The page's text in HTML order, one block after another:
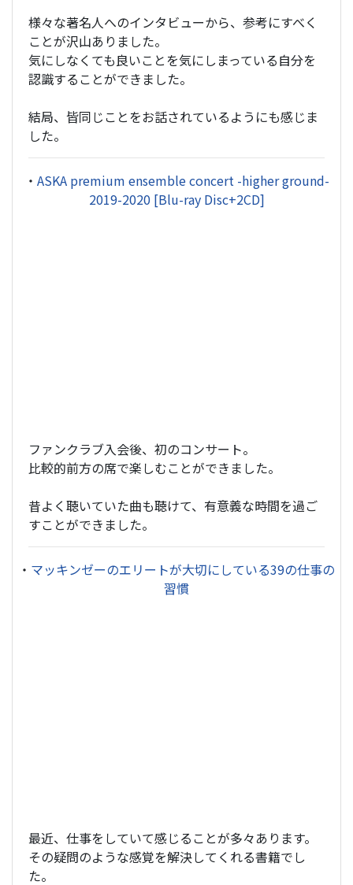
様々な著名人へのインタビューから、参考にすべく
ことが沢山ありました。
気にしなくても良いことを気にしまっている自分を
認識することができました。
結局、皆同じことをお話されているようにも感じま
した。
・ ASKA premium ensemble concert -higher ground-
2019-2020 [Blu-ray Disc+2CD]
ファンクラブ入会後、初のコンサート。
比較的前方の席で楽しむことができました。
昔よく聴いていた曲も聴けて、有意義な時間を過ご
すことができました。
・ マッキンゼーのエリートが大切にしている39の仕事の
習慣
最近、仕事をしていて感じることが多々あります。
その疑問のような感覚を解決してくれる書籍でし
た。